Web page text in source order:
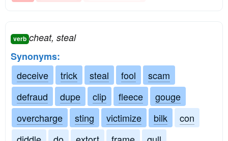
verb cheat, steal
Synonyms:
deceive
trick steal fool
scam
defraud
dupe clip fleece
gouge
overcharge
sting victimize bilk
con